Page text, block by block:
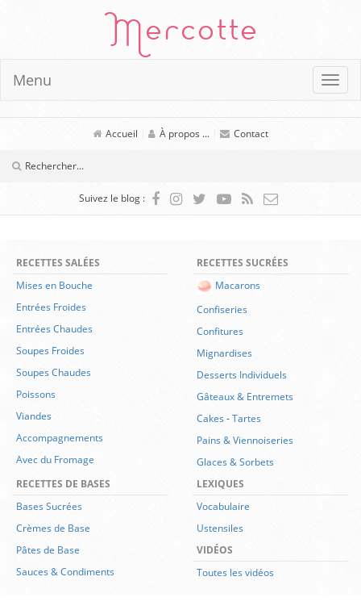
Mercotte
Menu
Accueil À propos ... Contact
Suivez le blog :
RECETTES SALÉES
Mises en Bouche
Entrées Froides
Entrées Chaudes
Soupes Froides
Soupes Chaudes
Poissons
Viandes
Accompagnements
Avec du Fromage
RECETTES SUCRÉES
Macarons
Confiseries
Confitures
Mignardises
Desserts Individuels
Gâteaux & Entremets
Cakes-Tartes
Pains & Viennoiseries
Glaces & Sorbets
RECETTES DE BASES
Bases Sucrées
Crèmes de Base
Pâtes de Base
Sauces & Condiments
LEXIQUES
Vocabulaire
Ustensiles
VIDÉOS
Toutes les vidéos